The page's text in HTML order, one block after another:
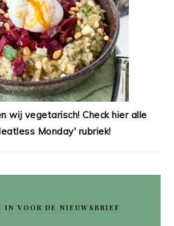
wij vegetarisch! Check hier alle
Monday' rubriek!
IN VOOR DE NIEUWSBRIEF